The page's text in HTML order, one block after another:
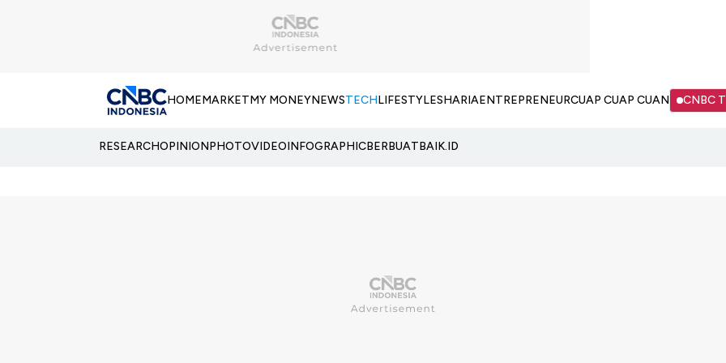
HOMEMARKETMY MONEYNEWSTECHLIFESTYLESHARIAENTREPRENEURCUAP CUAP CUAN CNBC
RESEARCHOPINIONPHOTOVIDEOINFOGRAPHICBERBUATBAIK.ID